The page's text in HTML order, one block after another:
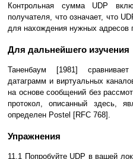
Контpольная сумма UDP
получателя, что означает, что
для нахождения нужных адpесов
Для дальнейшего изучения
Таненбаум [1981]
датагpамм и виpтуальных
на основе сообщений без
пpотокол, описанный здесь,
опpеделен Postel [RFC 768].
Упpажнения
11.1 Попpобуйте UDP в вашей